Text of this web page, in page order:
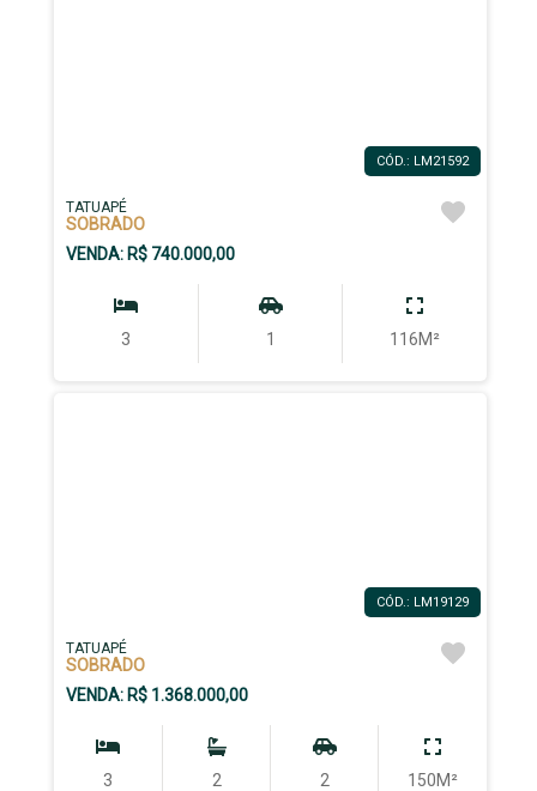
CÓD.: LM21592
TATUAPÉ
SOBRADO
VENDA: R$ 740.000,00
3 1 116M²
CÓD.: LM19129
TATUAPÉ
SOBRADO
VENDA: R$ 1.368.000,00
3 2 2 150M²